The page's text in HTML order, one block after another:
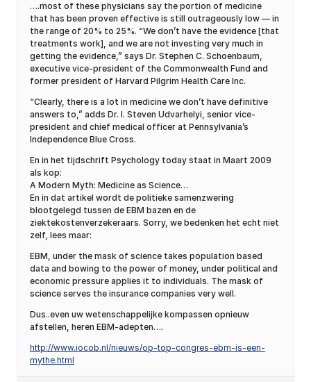
….most of these physicians say the portion of medicine
that has been proven effective is still outrageously low — in
the range of 20% to 25%. “We don’t have the evidence [that
treatments work], and we are not investing very much in
getting the evidence,” says Dr. Stephen C. Schoenbaum,
executive vice-president of the Commonwealth Fund and
former president of Harvard Pilgrim Health Care Inc.
“Clearly, there is a lot in medicine we don’t have definitive
answers to,” adds Dr. I. Steven Udvarhelyi, senior vice-
president and chief medical officer at Pennsylvania’s
Independence Blue Cross.
En in het tijdschrift Psychology today staat in Maart 2009
als kop:
A Modern Myth: Medicine as Science…
En in dat artikel wordt de politieke samenzwering
blootgelegd tussen de EBM bazen en de
ziektekostenverzekeraars. Sorry, we bedenken het echt niet
zelf, lees maar:
EBM, under the mask of science takes population based
data and bowing to the power of money, under political and
economic pressure applies it to individuals. The mask of
science serves the insurance companies very well.
Dus..even uw wetenschappelijke kompassen opnieuw
afstellen, heren EBM-adepten….
http://www.iocob.nl/nieuws/op-top-congres-ebm-is-een-
mythe.html